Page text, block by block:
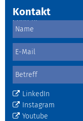
Kontakt
LinkedIn
Instagram
Youtube